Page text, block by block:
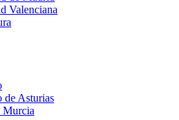
Valenciana
de Asturias
Murcia